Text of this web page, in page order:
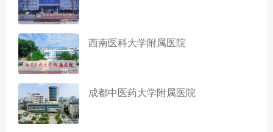
西南医科大学附属医院
成都中医药大学附属医院